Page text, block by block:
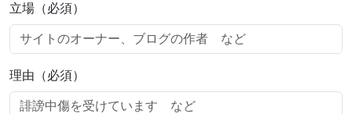
立場（必須）
理由（必須）